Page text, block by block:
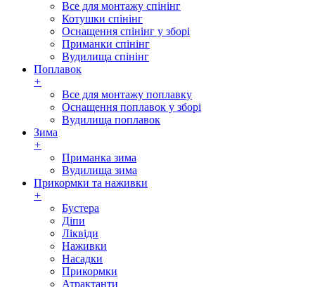
Все для монтажу спінінг
Котушки спінінг
Оснащення спінінг у зборі
Приманки спінінг
Вудилища спінінг
Поплавок
+
Все для монтажу поплавку
Оснащення поплавок у зборі
Вудилища поплавок
Зима
+
Приманка зима
Вудилища зима
Прикормки та наживки
+
Бустера
Діпи
Ліквіди
Наживки
Насадки
Прикормки
Атрактанти